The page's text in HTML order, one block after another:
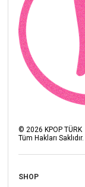
©2026 KPOP TÜRK
Tüm Hakları Saklıdır.
SHOP